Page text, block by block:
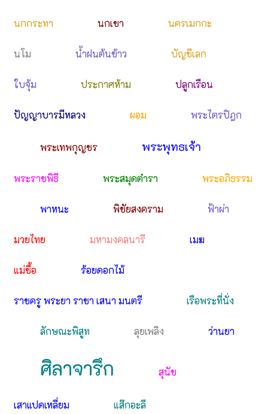
นกกระทา นกเขา นครเมกกะ
นโม น้ำฝนต้นข้าว บัญชีเลก
ใบจุ้ม ประกาศห้าม ปลูกเรือน
ปัญญาบารมีหลวง ผอม พระไตรปิฎก
พระเทพกุญชร พระพุทธเจ้า
พระราชพิธี พระสมุดตำรา พระอภิธรรม
พาหนะ พิชัยสงคราม ฟ้าผ่า
มวยไทย มหามงคลนารี เมฆ
แม่ซื้อ ร้อยดอกไม้
ราชครู พระยา ราชา เสนา มนตรี เรือพระที่นั่ง
ลักษณะพิสูท ลุยเพลิง ว่านยา
ศิลาจารึก สุนัข
เสาแปดเหลี่ยม แส๊กอะลี